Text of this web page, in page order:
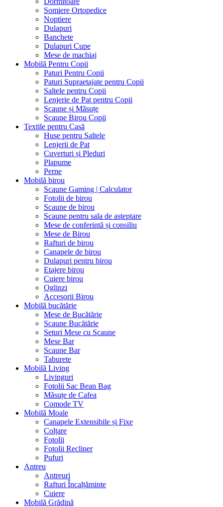
Somiere Ortopedice
Noptiere
Dulapuri
Banchete
Dulapuri Cupe
Mese de machiaj
Mobilă Pentru Copii
Paturi Pentru Copii
Paturi Supraetajate pentru Copii
Saltele pentru Copii
Lenjerie de Pat pentru Copii
Scaune și Măsuțe
Scaune Birou Copii
Textile pentru Casă
Huse pentru Saltele
Lenjerii de Pat
Cuverturi și Pleduri
Plapume
Perne
Mobilă birou
Scaune Gaming | Calculator
Fotolii de birou
Scaune de birou
Scaune pentru sala de asteptare
Mese de conferintă și consiliu
Mese de Birou
Rafturi de birou
Canapele de birou
Dulapuri pentru birou
Etajere birou
Cuiere birou
Oglinzi
Accesorii Birou
Mobilă bucătărie
Mese de Bucătărie
Scaune Bucătărie
Seturi Mese cu Scaune
Mese Bar
Scaune Bar
Taburete
Mobilă Living
Livinguri
Fotolii Sac Bean Bag
Măsuțe de Cafea
Comode TV
Mobilă Moale
Canapele Extensibile și Fixe
Colțare
Fotolii
Fotolii Recliner
Pufuri
Antreu
Antreuri
Rafturi Încalțăminte
Cuiere
Mobilă Grădină